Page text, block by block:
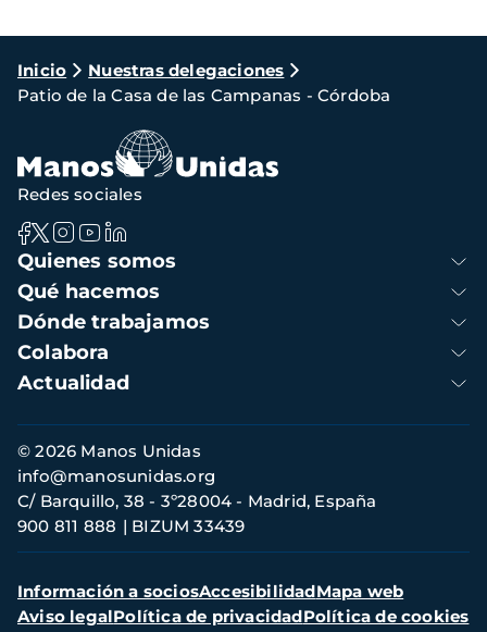
Ruta
de
navegación
Inicio
Nuestras delegaciones
Patio de la Casa de las Campanas - Córdoba
Navegación
principal
Quienes somos
Qué hacemos
Dónde trabajamos
Colabora
Actualidad
Redes sociales
Información
de
contacto
© 2026 Manos Unidas
C/ Barquillo, 38 - 3º28004 - Madrid, España
900 811 888
BIZUM 33439
info@manosunidas.org
Menú
secundario
Información a sociosAccesibilidadMapa web
Aviso legalPolítica de privacidadPolítica de cookies